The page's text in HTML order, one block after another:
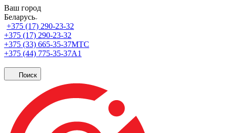
Ваш город
Беларусь
+375 (17) 290-23-32
+375 (17) 290-23-32
+375 (33) 665-35-37МТС
+375 (44) 775-35-37А1
Поиск